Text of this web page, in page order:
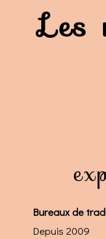
Les
Bureaux de
Depuis 2009